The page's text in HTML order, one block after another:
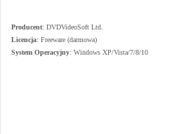
Producent: DVDVideoSoft Ltd.
Licencja: Freeware (darmowa)
System Operacyjny: Windows XP/Vista/7/8/10